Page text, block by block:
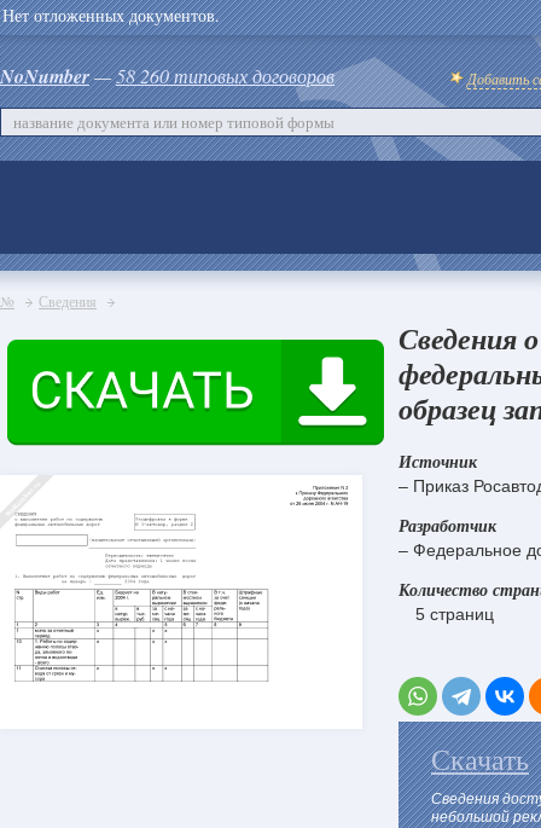
Нет отложенных документов.
NoNumber—58 260 типовых договоров Добавить
№ Сведения
Сведения
образец
Источник
– Приказ
Разработчик
– Федеральное
Количество
5 страниц
Скачать
Сведения
небольшой